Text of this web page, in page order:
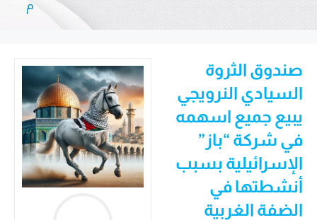
صندوق الثروة
السيادي النرويجي
يبيع جميع اسهمه
في شركة “باز”
الإسرائيلية بسبب
أنشطتها في
الضفة الغربية